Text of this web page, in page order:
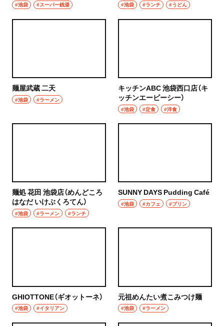
#池袋 #スーパー銭湯 #池袋 #ランチ #うどん
麺屋武蔵 二天
#池袋 #ラーメン
キッチンABC 池袋西口店（キ
ッチンエービーシー）
#池袋 #定食 #洋食
麺処 花田 池袋店（めんどころ
はなだ いけぶくろてん）
#池袋 #ラーメン #ランチ
SUNNY DAYS Pudding Café
#池袋 #カフェ #プリン
GHIOTTONE（ギオットーネ）
#池袋 #イタリアン
元祖めんたい煮こみつけ麺
#池袋 #ラーメン